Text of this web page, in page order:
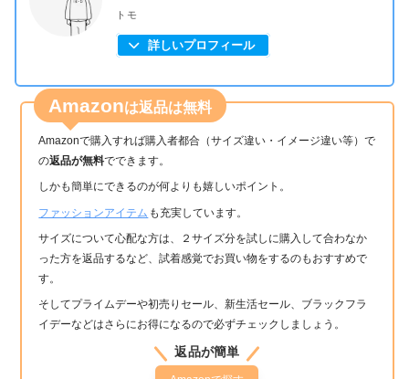
トモ
詳しいプロフィール
Amazonは返品は無料
Amazonで購入すれば購入者都合（サイズ違い・イメージ違い等）で
の返品が無料でできます。
しかも簡単にできるのが何よりも嬉しいポイント。
ファッションアイテム も充実しています。
サイズについて心配な方は、２サイズ分を試しに購入して合わなか
った方を返品するなど、試着感覚でお買い物をするのもおすすめで
す。
そしてプライムデーや初売りセール、新生活セール、ブラックフラ
イデーなどはさらにお得になるので必ずチェックしましょう。
返品が簡単